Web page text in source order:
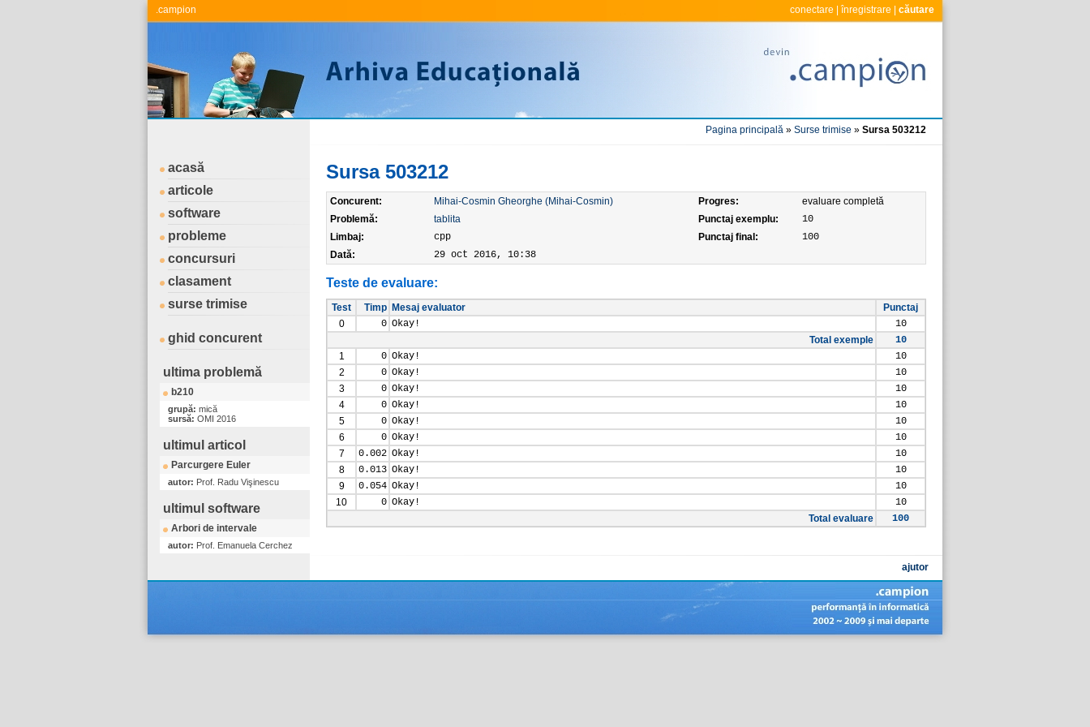
.campion conectare înregistrare căutare
Pagina principală » Surse trimise » Sursa 503212
acasă
articole
software
probleme
concursuri
clasament
surse trimise
ghid concurent
ultima problemă
b210
grupă: mică
sursă: OMI 2016
ultimul articol
Parcurgere Euler
autor: Prof. Radu Vişinescu
ultimul software
Arbori de intervale
autor: Prof. Emanuela Cerchez
Sursa 503212
Concurent: Mihai-Cosmin Gheorghe (Mihai-Cosmin) Progres:
evaluare completă
Problemă:
tablita Punctaj exemplu:
10
Limbaj:
cpp Punctaj final:
100
Dată:
29 oct 2016, 10:38
Teste de evaluare:
Test Timp Mesaj evaluator
Punctaj
0
0 Okay!
10
Total exemple
10
1
0 Okay!
10
2
0 Okay!
10
3
0 Okay!
10
4
0 Okay!
10
5
0 Okay!
10
6
0 Okay!
10
7
0.002 Okay!
10
8
0.013 Okay!
10
9
0.054 Okay!
10
10
0 Okay!
10
Total evaluare
100
ajutor